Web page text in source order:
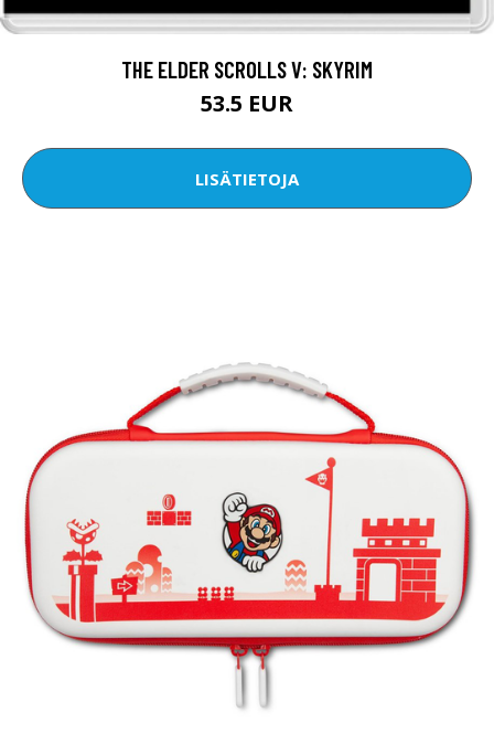
THE ELDER SCROLLS V: SKYRIM
53.5 EUR
LISÄTIETOJA